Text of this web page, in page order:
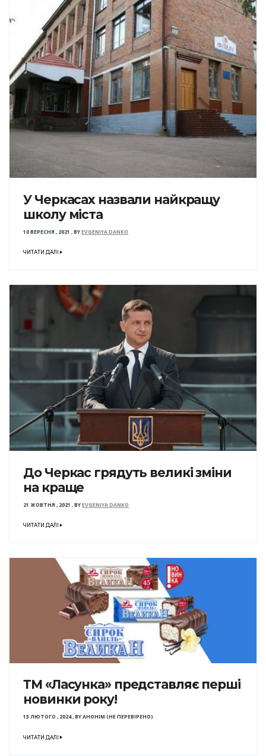
У Черкасах назвали найкращу
школу міста
10 ВЕРЕСНЯ , 2021 ,BYEVGENIYA DANKO
ЧИТАТИ ДАЛІ
До Черкас грядуть великі зміни
на краще
21 ЖОВТНЯ , 2021 ,BYEVGENIYA DANKO
ЧИТАТИ ДАЛІ
ТМ «Ласунка» представляє перші
новинки року!
13 ЛЮТОГО , 2024,BYАНОНІМ (НЕ ПЕРЕВІРЕНО)
ЧИТАТИ ДАЛІ